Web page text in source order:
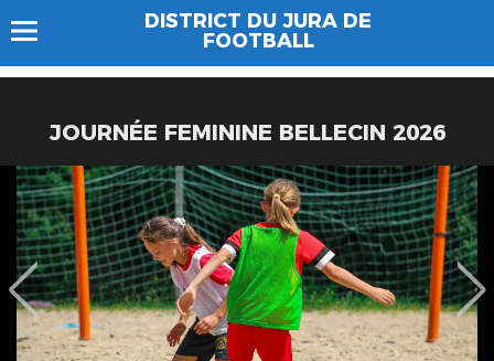
DISTRICT DU JURA DE
FOOTBALL
JOURNÉE FEMININE BELLECIN 2026